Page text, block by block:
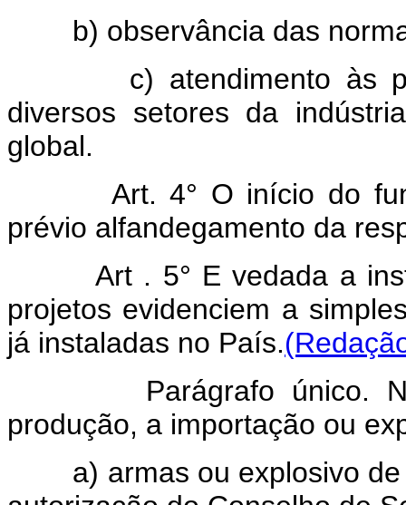
b) observância das
c) atendimento às
diversos setores da
global.
Art. 4° O início do
prévio alfandegamento da
Art . 5° E vedada a
projetos evidenciem a
já instaladas no País.
Parágrafo único. Não
produção, a importação ou
a) armas ou explosivo de